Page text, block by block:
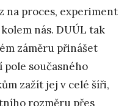
na proces, experiment
nás. DUÚL tak
záměru přinášet
současného
zažít jej v celé šíři,
rozměru přes